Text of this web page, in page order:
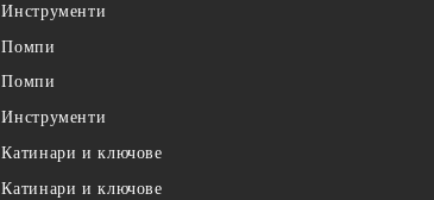
Инструменти
Помпи
Помпи
Инструменти
Катинари и ключове
Катинари и ключове